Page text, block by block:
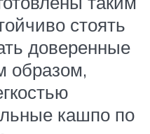
стоять
доверенные
образом,
кашпо по